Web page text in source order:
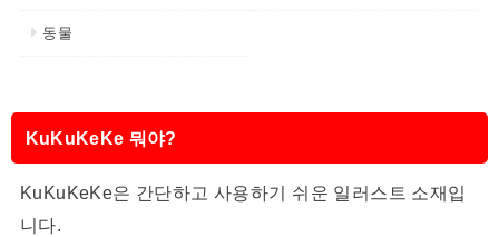
동물
KuKuKeKe 뭐야?
KuKuKeKe은 간단하고 사용하기 쉬운 일러스트 소재입
니다.